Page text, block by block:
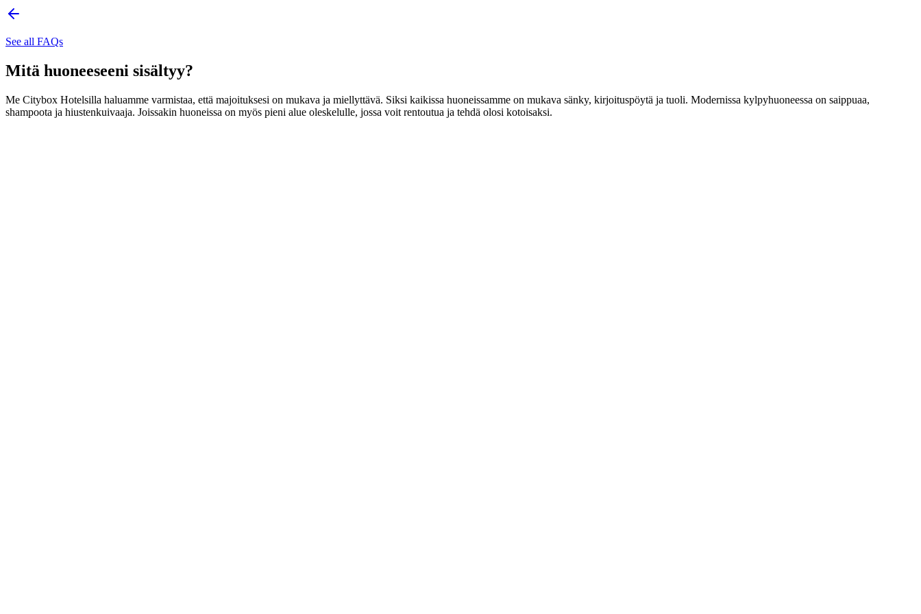
See all FAQs
Mitä huoneeseeni sisältyy?
Me Citybox Hotelsilla haluamme varmistaa, että majoituksesi on mukava ja miellyttävä. Siksi kaikissa huoneissamme on mukava sänky, kirjoituspöytä ja tuoli. Modernissa kylpyhuoneessa on saippuaa,
shampoota ja hiustenkuivaaja. Joissakin huoneissa on myös pieni alue oleskelulle, jossa voit rentoutua ja tehdä olosi kotoisaksi.